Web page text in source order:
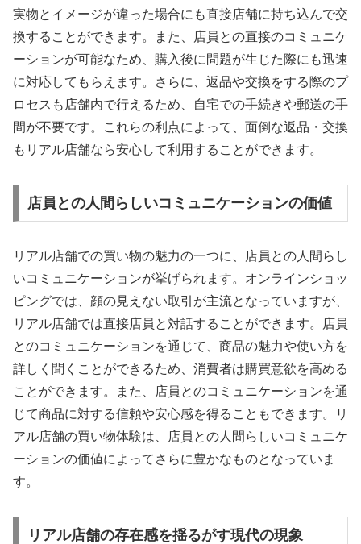
実物とイメージが違った場合にも直接店舗に持ち込んで交
換することができます。また、店員との直接のコミュニケ
ーションが可能なため、購入後に問題が生じた際にも迅速
に対応してもらえます。さらに、返品や交換をする際のプ
ロセスも店舗内で行えるため、自宅での手続きや郵送の手
間が不要です。これらの利点によって、面倒な返品・交換
もリアル店舗なら安心して利用することができます。
店員との人間らしいコミュニケーションの価値
リアル店舗での買い物の魅力の一つに、店員との人間らし
いコミュニケーションが挙げられます。オンラインショッ
ピングでは、顔の見えない取引が主流となっていますが、
リアル店舗では直接店員と対話することができます。店員
とのコミュニケーションを通じて、商品の魅力や使い方を
詳しく聞くことができるため、消費者は購買意欲を高める
ことができます。また、店員とのコミュニケーションを通
じて商品に対する信頼や安心感を得ることもできます。リ
アル店舗の買い物体験は、店員との人間らしいコミュニケ
ーションの価値によってさらに豊かなものとなっていま
す。
リアル店舗の存在感を揺るがす現代の現象